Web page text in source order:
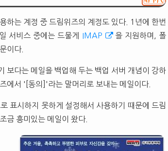
하는 계정 중 드림위즈의 계정도 있다. 1년에 한번
서비스 중에는 드물게
IMAP
을 지원하며, 폴
이다.
보다는 메일을 백업해 두는 백업 서버 개념이 강하
에서 '[동의]'라는 말머리로 보내는 메일이다.
표시하지 못하게 설정해서 사용하기 때문에 드림
금 흥미있는 메일이 왔다.